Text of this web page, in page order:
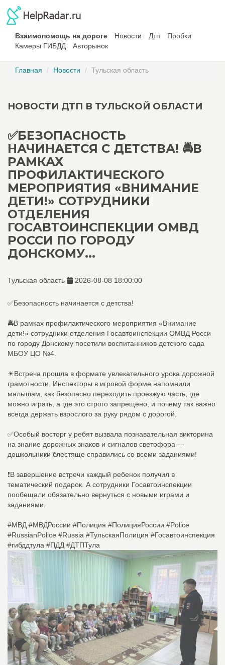
Взаимопомощь на дороге Новости Дтп
Пробки
Камеры ГИБДД
Авторынок
Главная Новости Тульская область
НОВОСТИ ДТП В ТУЛЬСКОЙ ОБЛАСТИ
✅БЕЗОПАСНОСТЬ
НАЧИНАЕТСЯ С ДЕТСТВА! 🚔В
РАМКАХ
ПРОФИЛАКТИЧЕСКОГО
МЕРОПРИЯТИЯ «ВНИМАНИЕ
ДЕТИ!» СОТРУДНИКИ
ОТДЕЛЕНИЯ
ГОСАВТОИНСПЕКЦИИ ОМВД
РОССИ ПО ГОРОДУ
ДОНСКОМУ...
Тульская область 2026-08-08 18:00:00
✅Безопасность начинается с детства!
🚔В рамках профилактического мероприятия «Внимание
дети!» сотрудники отделения Госавтоинспекции ОМВД Росси
по городу Донскому посетили воспитанников детского сада
МБОУ ЦО №4.
☀Встреча прошла в формате увлекательного урока дорожной
грамотности. Инспекторы в игровой форме напомнили
малышам, как безопасно переходить проезжую часть, где
можно играть, а где это строго запрещено, и почему так важно
всегда держать взрослого за руку рядом с дорогой.
✅Особый восторг у ребят вызвала познавательная викторина
на знание дорожных знаков и сигналов светофора —
дошкольники блестяще справились со всеми заданиями!
❗В завершение встречи каждый ребенок получил в
тематический подарок. А сотрудники Госавтоинспекции
пообещали обязательно вернуться с новыми играми и
заданиями.
#МВД #МВДРоссии #Полиция #ПолицияРоссии #Police
#RussianPolice #Russia #ТульскаяПолиция #Госавтоинспекция
#гибддтула #ПДД #ДТПТула